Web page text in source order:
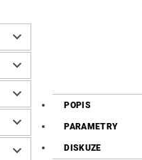
POPIS
PARAMETRY
DISKUZE